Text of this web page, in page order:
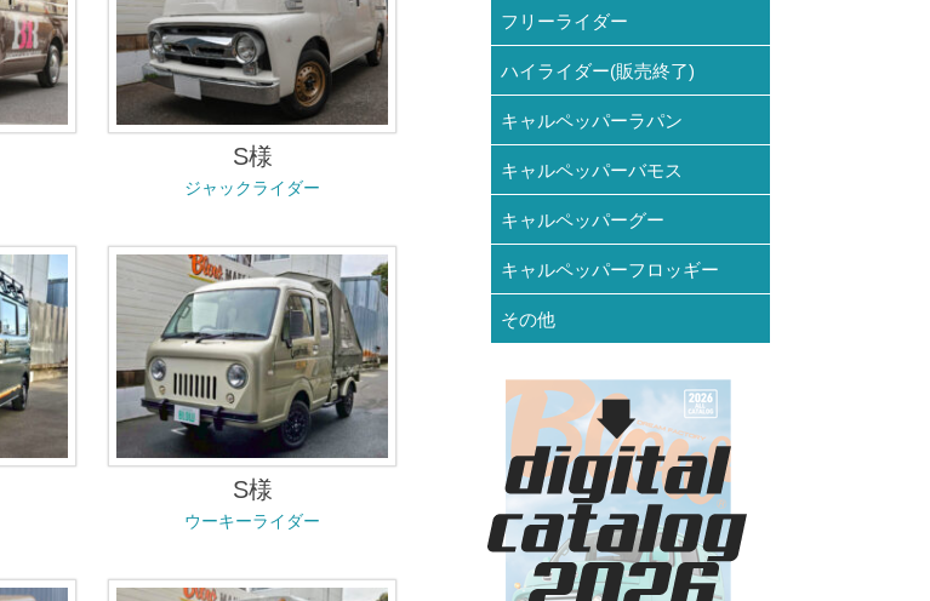
S様
ジャックライダー
S様
ウーキーライダー
フリーライダー
ハイライダー(販売終了)
キャルペッパーラパン
キャルペッパーバモス
キャルペッパーグー
キャルペッパーフロッギー
その他